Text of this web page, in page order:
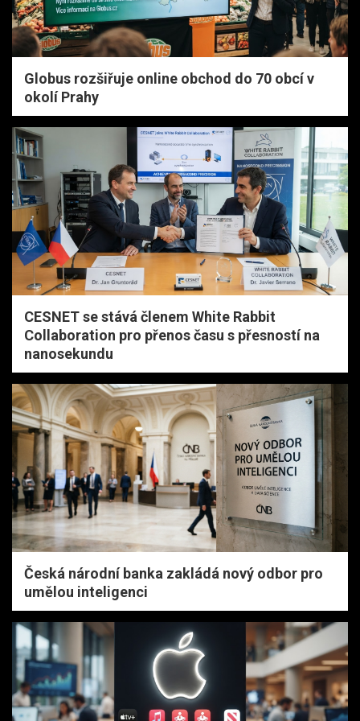
Globus rozšiřuje online obchod do 70 obcí v
okolí Prahy
CESNET se stává členem White Rabbit
Collaboration pro přenos času s přesností na
nanosekundu
Česká národní banka zakládá nový odbor pro
umělou inteligenci